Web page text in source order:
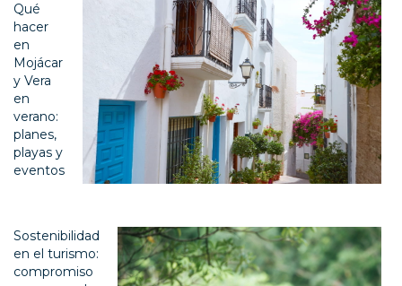
Qué
hacer
en
Mojácar
y Vera
en
verano:
planes,
playas y
eventos
Sostenibilidad
en el turismo:
compromiso